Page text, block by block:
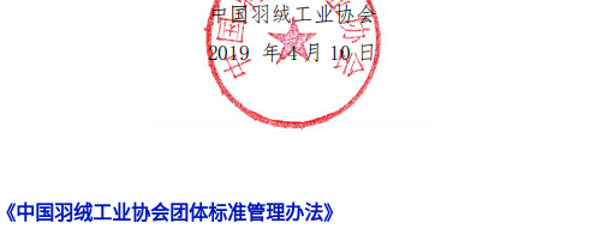
《中国羽绒工业协会团体标准管理办法》